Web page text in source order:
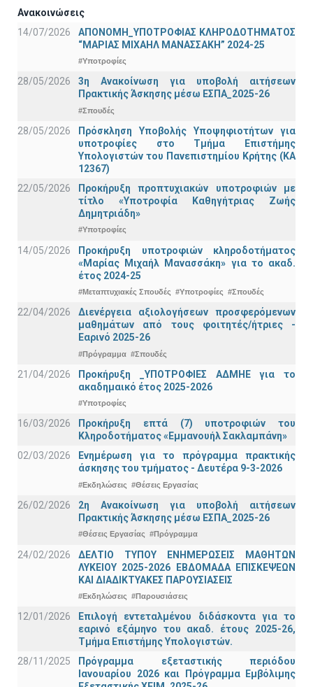
Ανακοινώσεις
14/07/2026
ΑΠΟΝΟΜΗ_ΥΠΟΤΡΟΦΙΑΣ ΚΛΗΡΟΔΟΤΗΜΑΤΟΣ
“ΜΑΡΙΑΣ ΜΙΧΑΗΛ ΜΑΝΑΣΣΑΚΗ” 2024-25
#Υποτροφίες
28/05/2026
3η Ανακοίνωση για υποβολή αιτήσεων
Πρακτικής Άσκησης μέσω ΕΣΠΑ_2025-26
#Σπουδές
28/05/2026
Πρόσκληση Υποβολής Υποψηφιοτήτων για
υποτροφίες στο Τμήμα Επιστήμης
Υπολογιστών του Πανεπιστημίου Κρήτης (ΚΑ
12367)
22/05/2026
Προκήρυξη προπτυχιακών υποτροφιών με
τίτλο «Υποτροφία Καθηγήτριας Ζωής
Δημητριάδη»
#Υποτροφίες
14/05/2026
Προκήρυξη υποτροφιών κληροδοτήματος
«Μαρίας Μιχαήλ Μανασσάκη» για το ακαδ.
έτος 2024-25
#Μεταπτυχιακές Σπουδές #Υποτροφίες #Σπουδές
22/04/2026
Διενέργεια αξιολογήσεων προσφερόμενων
μαθημάτων από τους φοιτητές/ήτριες -
Εαρινό 2025-26
#Πρόγραμμα #Σπουδές
21/04/2026
Προκήρυξη _ΥΠΟΤΡΟΦΙΕΣ ΑΔΜΗΕ για το
ακαδημαικό έτος 2025-2026
#Υποτροφίες
16/03/2026
Προκήρυξη επτά (7) υποτροφιών του
Κληροδοτήματος «Εμμανουήλ Σακλαμπάνη»
02/03/2026
Ενημέρωση για το πρόγραμμα πρακτικής
άσκησης του τμήματος - Δευτέρα 9-3-2026
#Εκδηλώσεις #Θέσεις Εργασίας
26/02/2026
2η Ανακοίνωση για υποβολή αιτήσεων
Πρακτικής Άσκησης μέσω ΕΣΠΑ_2025-26
#Θέσεις Εργασίας #Πρόγραμμα
24/02/2026
ΔΕΛΤΙΟ ΤΥΠΟΥ ΕΝΗΜΕΡΩΣΕΙΣ ΜΑΘΗΤΩΝ
ΛΥΚΕΙΟΥ 2025-2026 ΕΒΔΟΜΑΔΑ ΕΠΙΣΚΕΨΕΩΝ
ΚΑΙ ΔΙΑΔΙΚΤΥΑΚΕΣ ΠΑΡΟΥΣΙΑΣΕΙΣ
#Εκδηλώσεις #Παρουσιάσεις
12/01/2026
Επιλογή εντεταλμένου διδάσκοντα για το
εαρινό εξάμηνο του ακαδ. έτους 2025-26,
Τμήμα Επιστήμης Υπολογιστών.
28/11/2025
Πρόγραμμα εξεταστικής περιόδου
Ιανουαρίου 2026 και Πρόγραμμα Εμβόλιμης